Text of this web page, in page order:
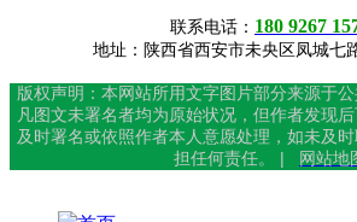
联系电话： 180 9267
地址：陕西省西安市未央区凤城七
版权声明：本网站所用文字图片部分来源于公
凡图文未署名者均为原始状况，但作者发现
及时署名或依照作者本人意愿处理，如未及
担任何责任。 | 网站地